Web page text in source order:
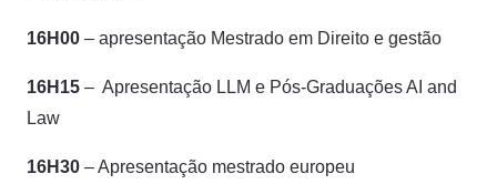
16H00 – apresentação Mestrado em Direito e gestão
16H15 – Apresentação LLM e Pós-Graduações AI and
Law
16H30 – Apresentação mestrado europeu